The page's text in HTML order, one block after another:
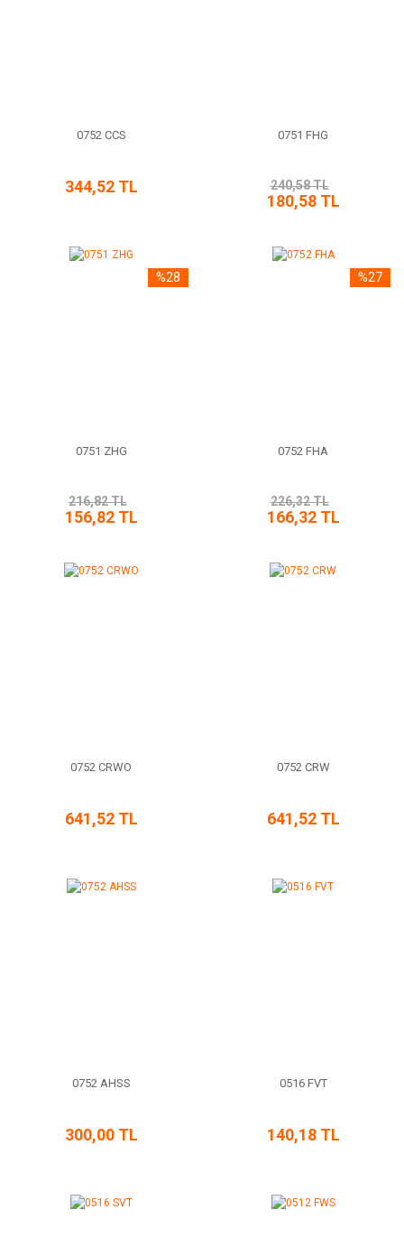
0752 CCS
344,52 TL
0751 FHG
240,58 TL
180,58 TL
%28
0751 ZHG
216,82 TL
156,82 TL
%27
0752 FHA
226,32 TL
166,32 TL
0752 CRWO
641,52 TL
0752 CRW
641,52 TL
0752 AHSS
300,00 TL
0516 FVT
140,18 TL